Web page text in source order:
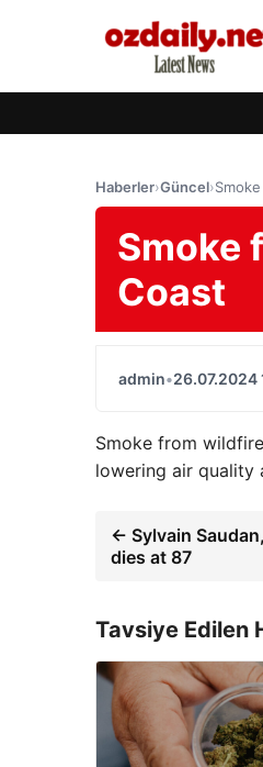
Haberler›Güncel›
Smoke
Coast
admin•26.07.2024
Smoke from
lowering air quality
← Sylvain
dies at 87
Tavsiye Edilen